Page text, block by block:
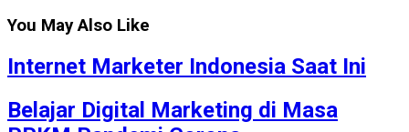
You May Also Like
Internet Marketer Indonesia Saat Ini
Belajar Digital Marketing di Masa